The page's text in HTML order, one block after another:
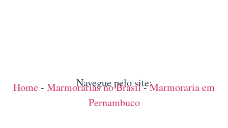
Navegue pelo site:
Home- Marmorarias no Brasil-Marmoraria em
Pernambuco